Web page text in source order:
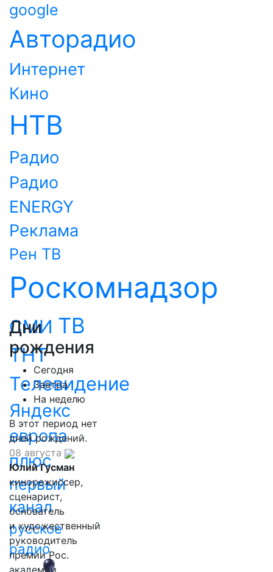
google
Авторадио
Интернет
Кино
НТВ
Радио
Радио
ENERGY
Реклама
Рен ТВ
Роскомнадзор
СМИ ТВ
ТНТ
Телевидение
Яндекс
европа
плюс
первый
канал
русское
радио
Дни
рождения
Сегодня
Завтра
На неделю
В этот период нет
дней рождений.
08 августа
Юлий Гусман
кинорежиссер,
сценарист,
основатель
и художественный
руководитель
премии Рос.
академии